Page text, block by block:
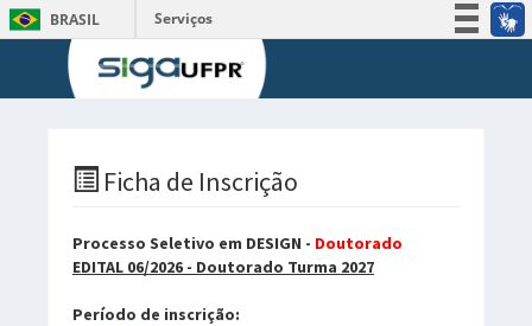
BRASIL
Serviços
Ficha de Inscrição
Processo Seletivo em DESIGN - Doutorado
EDITAL 06/2026 - Doutorado Turma 2027
Período de inscrição: